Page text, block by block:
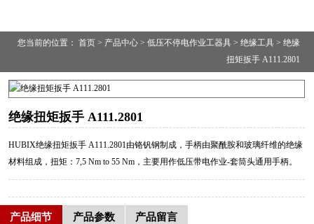
您当前的位置： 首页 > 产品中心 > 低压不停电作业工器具 > 绝缘工具 > 绝缘
扭矩扳手 A111.2801
绝缘扭矩扳手 A111.2801
HUBIX绝缘扭矩扳手 A111.2801由铬钒钢制成，手柄由聚酰胺和玻璃纤维的绝缘
材料组成，扭矩：7,5 Nm to 55 Nm，主要用作低压带电作业-套筒头通用手柄。
产品细节 产品参数 产品留言